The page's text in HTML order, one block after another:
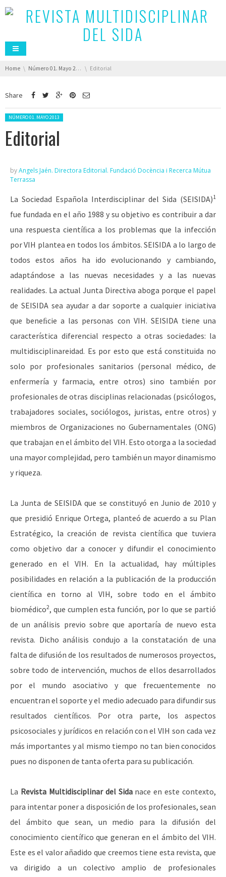
You are here:
Home Número 01. Mayo 2013 Editorial
Share
Posted in:
NÚMERO 01. MAYO 2013
Editorial
byAngels Jaén. Directora Editorial. Fundació Docència i Recerca Mútua
Terrassa
La Sociedad Española Interdisciplinar del Sida (SEISIDA)1
fue fundada en el año 1988 y su objetivo es contribuir a dar
una respuesta cientíﬁca a los problemas que la infección
por VIH plantea en todos los ámbitos. SEISIDA a lo largo de
todos estos años ha ido evolucionando y cambiando,
adaptándose a las nuevas necesidades y a las nuevas
realidades. La actual Junta Directiva aboga porque el papel
de SEISIDA sea ayudar a dar soporte a cualquier iniciativa
que beneﬁcie a las personas con VIH. SEISIDA tiene una
característica diferencial respecto a otras sociedades: la
multidisciplinareidad. Es por esto que está constituida no
solo por profesionales sanitarios (personal médico, de
enfermería y farmacia, entre otros) sino también por
profesionales de otras disciplinas relacionadas (psicólogos,
trabajadores sociales, sociólogos, juristas, entre otros) y
miembros de Organizaciones no Gubernamentales (ONG)
que trabajan en el ámbito del VIH. Esto otorga a la sociedad
una mayor complejidad, pero también un mayor dinamismo
y riqueza.
La Junta de SEISIDA que se constituyó en Junio de 2010 y
que presidió Enrique Ortega, planteó de acuerdo a su Plan
Estratégico, la creación de revista cientíﬁca que tuviera
como objetivo dar a conocer y difundir el conocimiento
generado en el VIH. En la actualidad, hay múltiples
posibilidades en relación a la publicación de la producción
cientíﬁca en torno al VIH, sobre todo en el ámbito
biomédico2, que cumplen esta función, por lo que se partió
de un análisis previo sobre que aportaría de nuevo esta
revista. Dicho análisis condujo a la constatación de una
falta de difusión de los resultados de numerosos proyectos,
sobre todo de intervención, muchos de ellos desarrollados
por el mundo asociativo y que frecuentemente no
encuentran el soporte y el medio adecuado para difundir sus
resultados cientíﬁcos. Por otra parte, los aspectos
psicosociales y jurídicos en relación con el VIH son cada vez
más importantes y al mismo tiempo no tan bien conocidos
pues no disponen de tanta oferta para su publicación.
La Revista Multidisciplinar del Sidanace en este contexto,
para intentar poner a disposición de los profesionales, sean
del ámbito que sean, un medio para la difusión del
conocimiento científico que generan en el ámbito del VIH.
Este es el valor añadido que creemos tiene esta revista, que
va dirigido a un colectivo amplio de profesionales